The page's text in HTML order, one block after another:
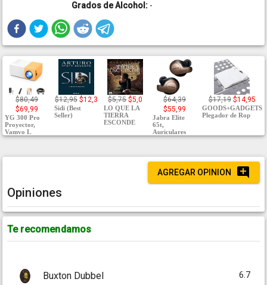
Grados de Alcohol: -
$80,49
$69,99
YG 300 Pro
Proyector,
Vamvo L
$12,95 $12,3
Sidi (Best
Seller)
$5,75 $5,0
LO QUE LA
TIERRA
ESCONDE
$64,39
$55,99
Jabra Elite
65t,
Auriculares
$17,19 $14,95
GOODS+GADGETS
Plegador de Rop
AGREGAR OPINION
Opiniones
Te recomendamos
Buxton Dubbel 6.7